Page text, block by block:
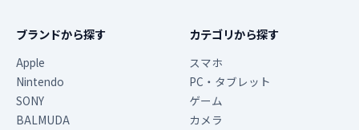
ブランドから探す
Apple
Nintendo
SONY
BALMUDA
カテゴリから探す
スマホ
PC・タブレット
ゲーム
カメラ